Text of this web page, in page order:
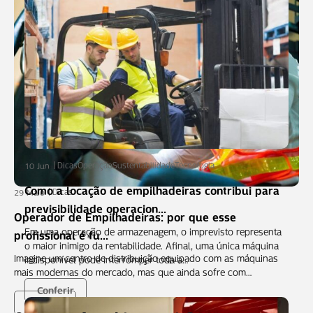
29 Maio Dicas
Operador de Empilhadeiras: por que esse
profissional é fu...
Imagine um centro de distribuição equipado com as máquinas
mais modernas do mercado, mas que ainda sofre com…
Conferir
10 Jun DicasOperaçãoSustentabilidadeTecnologia
Como a locação de empilhadeiras contribui para
previsibilidade operacion...
Em uma operação de armazenagem, o imprevisto representa
o maior inimigo da rentabilidade. Afinal, uma única máquina
indisponível pode interromper toda a…
Conferir